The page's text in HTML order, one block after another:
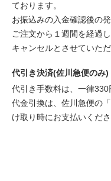
ております。
お振込みの入金確認後の発
ご注文から１週間を経過
キャンセルとさせていただ
代引き決済(佐川急便のみ)
代引き手数料は、一律330
代金引換は、佐川急便の
け取り時にお支払いくだ